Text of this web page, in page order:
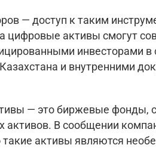
— доступ к таким
цифровые активы смогут
инвесторами в
и внутренними
— это биржевые фонды,
активов. В сообщении
такие активы являются